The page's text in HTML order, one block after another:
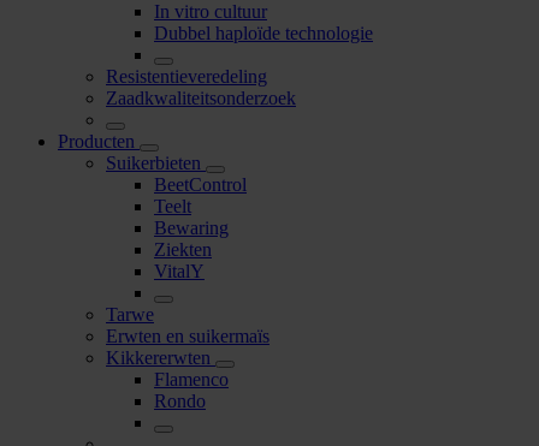
In vitro cultuur
Dubbel haploïde technologie
Resistentieveredeling
Zaadkwaliteitsonderzoek
Producten
Suikerbieten
BeetControl
Teelt
Bewaring
Ziekten
VitalY
Tarwe
Erwten en suikermaïs
Kikkererwten
Flamenco
Rondo